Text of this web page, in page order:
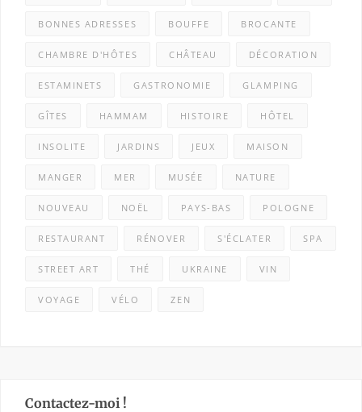
BONNES ADRESSES BOUFFE BROCANTE
CHAMBRE D'HÔTES CHÂTEAU DÉCORATION
ESTAMINETS GASTRONOMIE GLAMPING
GÎTES HAMMAM HISTOIRE HÔTEL
INSOLITE JARDINS JEUX MAISON
MANGER MER MUSÉE NATURE
NOUVEAU NOËL PAYS-BAS POLOGNE
RESTAURANT RÉNOVER S'ÉCLATER SPA
STREET ART THÉ UKRAINE VIN
VOYAGE VÉLO ZEN
Contactez-moi !